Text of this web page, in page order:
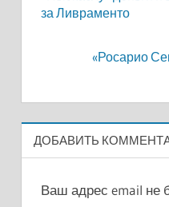
записям
за Ливраменто
«Росарио
ДОБАВИТЬ
Ваш адрес email не